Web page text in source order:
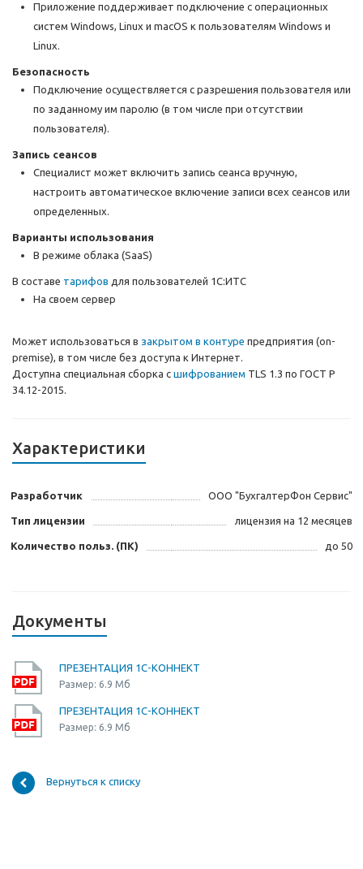
Приложение поддерживает подключение с операционных
систем Windows, Linux и macOS к пользователям Windows и
Linux.
Безопасность
Подключение осуществляется с разрешения пользователя или
по заданному им паролю (в том числе при отсутствии
пользователя).
Запись сеансов
Специалист может включить запись сеанса вручную,
настроить автоматическое включение записи всех сеансов или
определенных.
Варианты использования
В режиме облака (SaaS)
В составе тарифов для пользователей 1С:ИТС
На своем сервер
Может использоваться в закрытом в контуре предприятия (on-
premise), в том числе без доступа к Интернет.
Доступна специальная сборка с шифрованием TLS 1.3 по ГОСТ Р
34.12-2015.
Характеристики
Разработчик ООО "БухгалтерФон Сервис"
Тип лицензии лицензия на 12 месяцев
Количество польз. (ПК) до 50
Документы
ПРЕЗЕНТАЦИЯ 1С-КОННЕКТ
Размер: 6.9 Мб
ПРЕЗЕНТАЦИЯ 1С-КОННЕКТ
Размер: 6.9 Мб
Вернуться к списку